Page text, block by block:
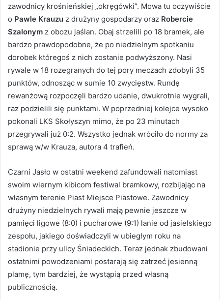
zawodnicy krośnieńskiej „okręgówki”. Mowa tu oczywiście
o Pawle Krauzu z drużyny gospodarzy oraz Robercie
Szalonym z obozu jaślan. Obaj strzelili po 18 bramek, ale
bardzo prawdopodobne, że po niedzielnym spotkaniu
dorobek któregoś z nich zostanie podwyższony. Nasi
rywale w 18 rozegranych do tej pory meczach zdobyli 35
punktów, odnosząc w sumie 10 zwycięstw. Rundę
rewanżową rozpoczęli bardzo udanie, dwukrotnie wygrali,
raz podzielili się punktami. W poprzedniej kolejce wysoko
pokonali LKS Skołyszyn mimo, że po 23 minutach
przegrywali już 0:2. Wszystko jednak wróciło do normy za
sprawą w/w Krauza, autora 4 trafień.
Czarni Jasło w ostatni weekend zafundowali natomiast
swoim wiernym kibicom festiwal bramkowy, rozbijając na
własnym terenie Piast Miejsce Piastowe. Zawodnicy
drużyny niedzielnych rywali mają pewnie jeszcze w
pamięci ligowe (8:0) i pucharowe (9:1) lanie od jasielskiego
zespołu, jakiego doświadczyli w ubiegłym roku na
stadionie przy ulicy Śniadeckich. Teraz jednak zbudowani
ostatnimi powodzeniami postarają się zatrzeć jesienną
plamę, tym bardziej, że wystąpią przed własną
publicznością.